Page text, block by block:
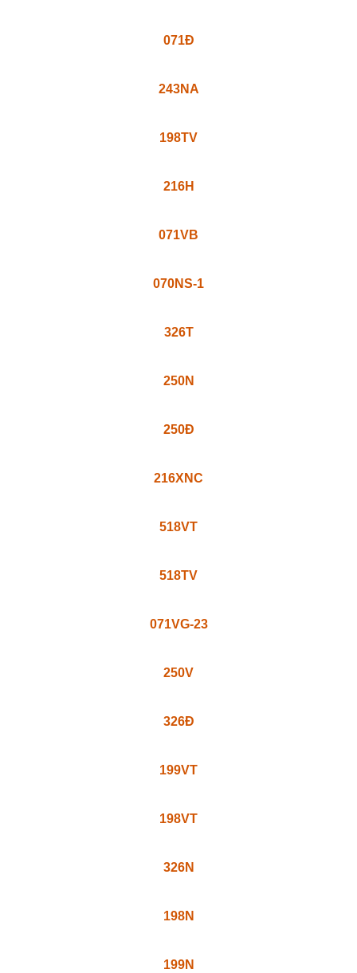
071Đ
243NA
198TV
216H
071VB
070NS-1
326T
250N
250Đ
216XNC
518VT
518TV
071VG-23
250V
326Đ
199VT
198VT
326N
198N
199N